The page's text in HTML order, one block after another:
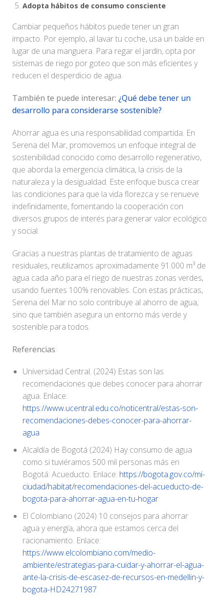
Adopta hábitos de consumo consciente
Cambiar pequeños hábitos puede tener un gran
impacto. Por ejemplo, al lavar tu coche, usa un balde en
lugar de una manguera. Para regar el jardín, opta por
sistemas de riego por goteo que son más eficientes y
reducen el desperdicio de agua.
También te puede interesar: ¿Qué debe tener un
desarrollo para considerarse sostenible?
Ahorrar agua es una responsabilidad compartida. En
Serena del Mar, promovemos un enfoque integral de
sostenibilidad conocido como desarrollo regenerativo,
que aborda la emergencia climática, la crisis de la
naturaleza y la desigualdad. Este enfoque busca crear
las condiciones para que la vida florezca y se renueve
indefinidamente, fomentando la cooperación con
diversos grupos de interés para generar valor ecológico
y social.
Gracias a nuestras plantas de tratamiento de aguas
residuales, reutilizamos aproximadamente 91.000 m³ de
agua cada año para el riego de nuestras zonas verdes,
usando fuentes 100% renovables. Con estas prácticas,
Serena del Mar no solo contribuye al ahorro de agua,
sino que también asegura un entorno más verde y
sostenible para todos.
Referencias:
Universidad Central. (2024) Estas son las
recomendaciones que debes conocer para ahorrar
agua. Enlace:
https://www.ucentral.edu.co/noticentral/estas-son-
recomendaciones-debes-conocer-para-ahorrar-
agua
Alcaldía de Bogotá (2024) Hay consumo de agua
como si tuviéramos 500 mil personas más en
Bogotá: Acueducto. Enlace: https://bogota.gov.co/mi-
ciudad/habitat/recomendaciones-del-acueducto-de-
bogota-para-ahorrar-agua-en-tu-hogar
El Colombiano (2024) 10 consejos para ahorrar
agua y energía, ahora que estamos cerca del
racionamiento. Enlace:
https://www.elcolombiano.com/medio-
ambiente/estrategias-para-cuidar-y-ahorrar-el-agua-
ante-la-crisis-de-escasez-de-recursos-en-medellin-y-
bogota-HD24271987